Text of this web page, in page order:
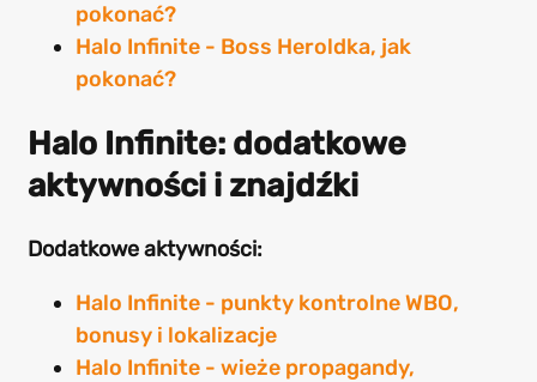
pokonać?
Halo Infinite - Boss Heroldka, jak
pokonać?
Halo Infinite: dodatkowe
aktywności i znajdźki
Dodatkowe aktywności:
Halo Infinite - punkty kontrolne WBO,
bonusy i lokalizacje
Halo Infinite - wieże propagandy,